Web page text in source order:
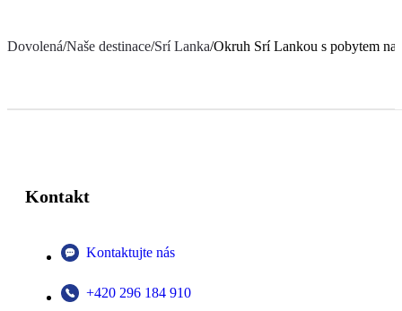
Dovolená/Naše destinace/Srí Lanka/Okruh Srí Lankou s pobytem na
Kontakt
Kontaktujte nás
+420 296 184 910